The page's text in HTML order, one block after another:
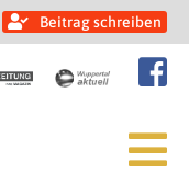
Beitrag schreiben